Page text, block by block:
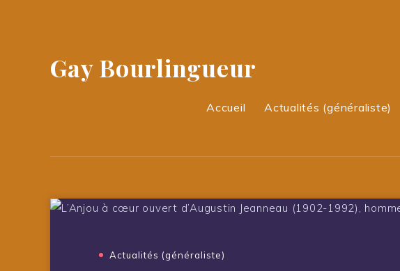
Gay Bourlingueur
Accueil Actualités (généraliste)
Actualités (généraliste)